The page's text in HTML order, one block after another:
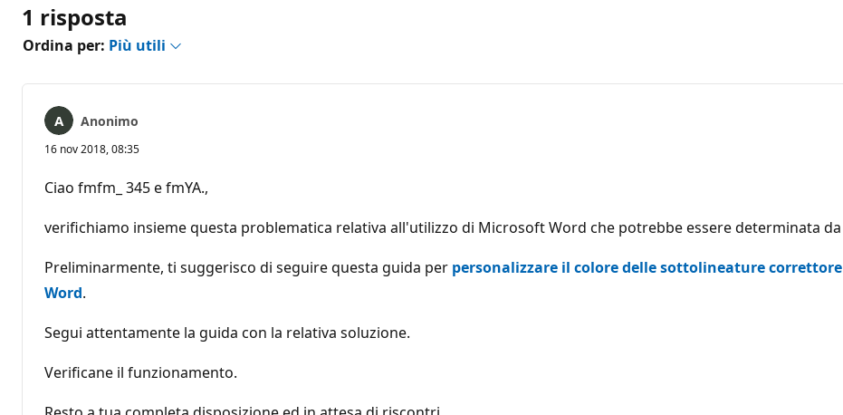
1 risposta
Ordina per: Più utili
Anonimo
16 nov 2018, 08:35
Ciao fmfm_ 345 e fmYA.,
verifichiamo insieme questa problematica relativa all'utilizzo di Microsoft Word che potrebbe essere determinata
Preliminarmente, ti suggerisco di seguire questa guida per personalizzare il colore delle sottolineature
Word.
Segui attentamente la guida con la relativa soluzione.
Verificane il funzionamento.